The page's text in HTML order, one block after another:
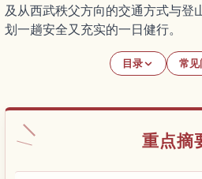
及从西武秩父方向的交通方式与登
划一趟安全又充实的一日健行。
目录 常见
重点摘